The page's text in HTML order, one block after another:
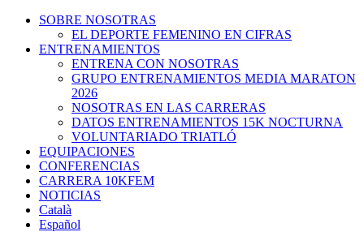
SOBRE NOSOTRAS
EL DEPORTE FEMENINO EN CIFRAS
ENTRENAMIENTOS
ENTRENA CON NOSOTRAS
GRUPO ENTRENAMIENTOS MEDIA MARATON
2026
NOSOTRAS EN LAS CARRERAS
DATOS ENTRENAMIENTOS 15K NOCTURNA
VOLUNTARIADO TRIATLÓ
EQUIPACIONES
CONFERENCIAS
CARRERA 10KFEM
NOTICIAS
Català
Español